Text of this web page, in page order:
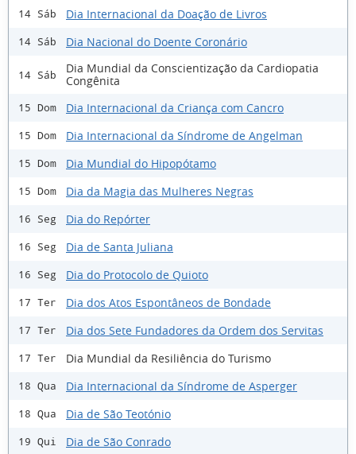
14 Sáb Dia Internacional da Doação de Livros
14 Sáb Dia Nacional do Doente Coronário
14 Sáb
Dia Mundial da Conscientização da Cardiopatia
Congênita
15 Dom Dia Internacional da Criança com Cancro
15 Dom Dia Internacional da Síndrome de Angelman
15 Dom Dia Mundial do Hipopótamo
15 Dom Dia da Magia das Mulheres Negras
16 Seg Dia do Repórter
16 Seg Dia de Santa Juliana
16 Seg Dia do Protocolo de Quioto
17 Ter Dia dos Atos Espontâneos de Bondade
17 Ter Dia dos Sete Fundadores da Ordem dos Servitas
17 Ter Dia Mundial da Resiliência do Turismo
18 Qua Dia Internacional da Síndrome de Asperger
18 Qua Dia de São Teotónio
19 Qui Dia de São Conrado